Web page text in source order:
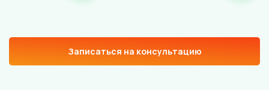
Записаться на консультацию